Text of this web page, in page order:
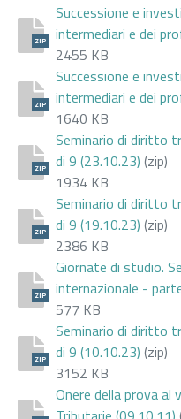
ZIP
Successione e
intermediari e dei
2455 KB
ZIP
Successione e
intermediari e dei
1640 KB
ZIP
Seminario di diritto
di 9 (23.10.23) (zip)
1934 KB
ZIP
Seminario di diritto
di 9 (19.10.23) (zip)
2386 KB
ZIP
Giornate di studio.
internazionale -
577 KB
ZIP
Seminario di diritto
di 9 (10.10.23) (zip)
3152 KB
Onere della prova al